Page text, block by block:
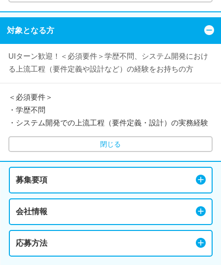
対象となる方
UIターン歓迎！＜必須要件＞学歴不問、システム開発におけ
る上流工程（要件定義や設計など）の経験をお持ちの方
＜必須要件＞
・学歴不問
・システム開発での上流工程（要件定義・設計）の実務経験
閉じる
募集要項
会社情報
応募方法